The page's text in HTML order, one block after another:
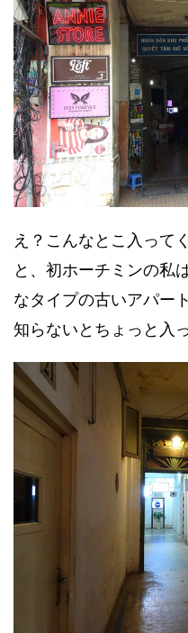
え？こんなとこ入って
と、初ホーチミンの私
なタイプの古いアパー
知らないとちょっと入